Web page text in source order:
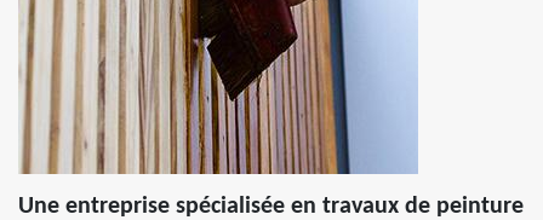
Une entreprise spécialisée en travaux de peinture